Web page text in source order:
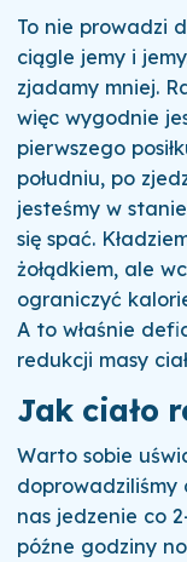
To nie prowadzi
ciągle jemy i
zjadamy mniej.
więc wygodnie
pierwszego
południu, po
jesteśmy w
się spać.
żołądkiem, ale
ograniczyć
A to właśnie
redukcji masy
Jak ciało
Warto sobie
doprowadziliśmy
nas jedzenie co
późne godziny